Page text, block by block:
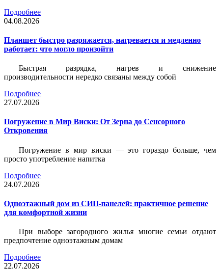
Подробнее
04.08.2026
Планшет быстро разряжается, нагревается и медленно
работает: что могло произойти
Быстрая разрядка, нагрев и снижение
производительности нередко связаны между собой
Подробнее
27.07.2026
Погружение в Мир Виски: От Зерна до Сенсорного
Откровения
Погружение в мир виски — это гораздо больше, чем
просто употребление напитка
Подробнее
24.07.2026
Одноэтажный дом из СИП-панелей: практичное решение
для комфортной жизни
При выборе загородного жилья многие семьи отдают
предпочтение одноэтажным домам
Подробнее
22.07.2026